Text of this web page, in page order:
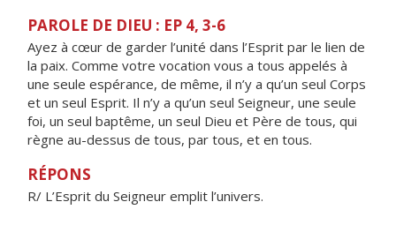
PAROLE DE DIEU : EP 4, 3-6
Ayez à cœur de garder l’unité dans l’Esprit par le lien de
la paix. Comme votre vocation vous a tous appelés à
une seule espérance, de même, il n’y a qu’un seul Corps
et un seul Esprit. Il n’y a qu’un seul Seigneur, une seule
foi, un seul baptême, un seul Dieu et Père de tous, qui
règne au-dessus de tous, par tous, et en tous.
RÉPONS
R/ L’Esprit du Seigneur emplit l’univers.